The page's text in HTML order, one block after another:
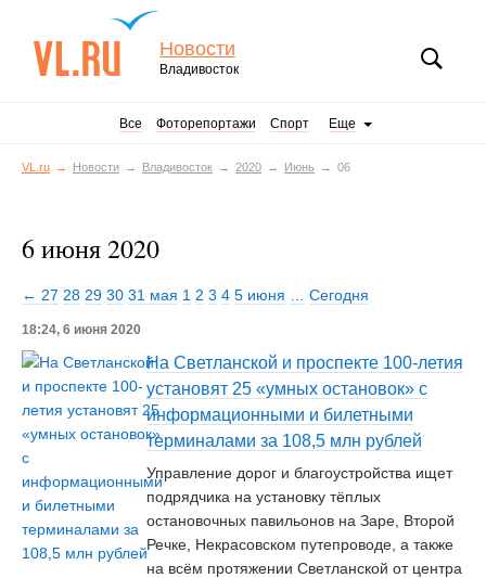
Новости
Владивосток
Все Фоторепортажи Спорт Еще
VL.ru Новости Владивосток 2020 Июнь 06
6 июня 2020
← 27 28 29 30 31 мая 1 2 3 4 5 июня Сегодня
18:24, 6 июня 2020
На Светланской и проспекте 100-летия
установят 25 «умных остановок» с
информационными и билетными
терминалами за 108,5 млн рублей
Управление дорог и благоустройства ищет
подрядчика на установку тёплых
остановочных павильонов на Заре, Второй
Речке, Некрасовском путепроводе, а также
на всём протяжении Светланской от центра